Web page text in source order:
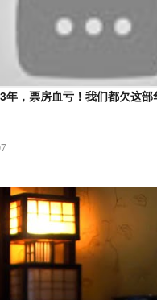
年，票房血亏！我们都欠这